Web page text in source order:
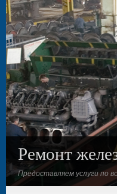
Ремонт
Предоставляем услуги по